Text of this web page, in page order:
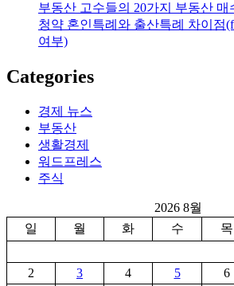
부동산 고수들의 20가지 부동산 매
청약 혼인특례와 출산특례 차이점
여부)
Categories
경제 뉴스
부동산
생활경제
워드프레스
주식
2026 8월
일
월 화 수 목
2
3 4 5 6